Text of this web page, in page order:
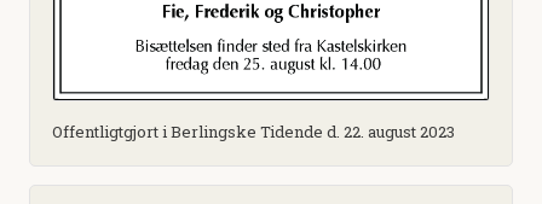
Offentligtgjort i Berlingske Tidende d. 22. august 2023